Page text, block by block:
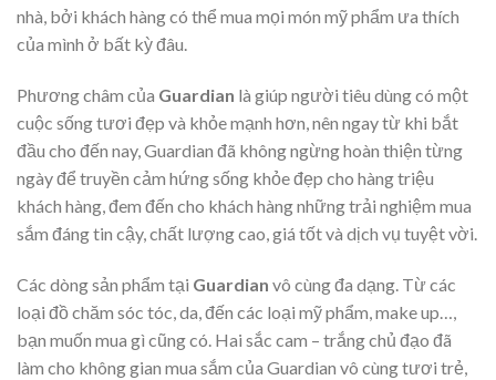
nhà, bởi khách hàng có thể mua mọi món mỹ phẩm ưa thích
của mình ở bất kỳ đâu.
Phương châm của Guardian là giúp người tiêu dùng có một
cuộc sống tươi đẹp và khỏe mạnh hơn, nên ngay từ khi bắt
đầu cho đến nay, Guardian đã không ngừng hoàn thiện từng
ngày để truyền cảm hứng sống khỏe đẹp cho hàng triệu
khách hàng, đem đến cho khách hàng những trải nghiệm mua
sắm đáng tin cậy, chất lượng cao, giá tốt và dịch vụ tuyệt vời.
Các dòng sản phẩm tại Guardian vô cùng đa dạng. Từ các
loại đồ chăm sóc tóc, da, đến các loại mỹ phẩm, make up…,
bạn muốn mua gì cũng có. Hai sắc cam – trắng chủ đạo đã
làm cho không gian mua sắm của Guardian vô cùng tươi trẻ,